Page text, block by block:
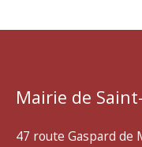
Mairie de
47 route Gaspard de